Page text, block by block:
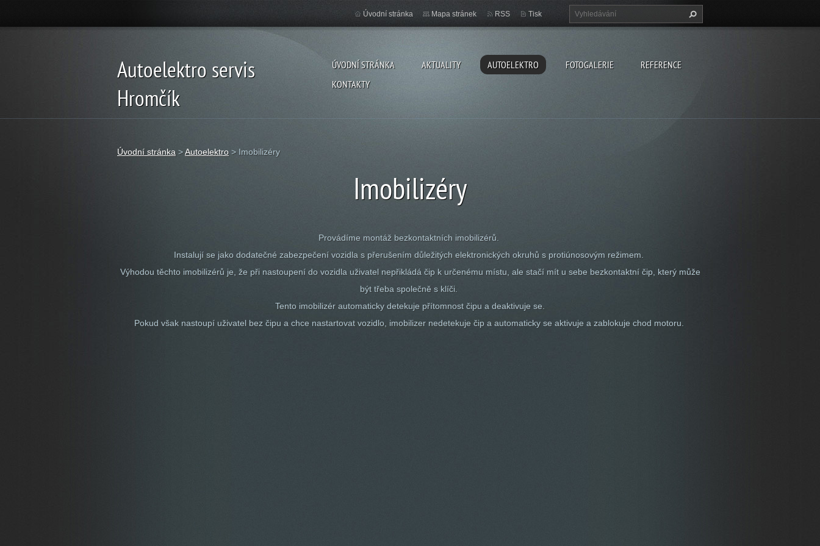
Autoelektro servis
Hromčík
ÚVODNÍ STRÁNKA AKTUALITY AUTOELEKTRO FOTOGALERIE
REFERENCE
KONTAKTY
Úvodní stránka Mapa stránek RSS Tisk
Úvodní stránka >Autoelektro > Imobilizéry
Imobilizéry
Provádíme montáž bezkontaktních imobilizérů.
Instalují se jako dodatečné zabezpečení vozidla s přerušením důležitých elektronických okruhů s protiúnosovým režimem.
Výhodou těchto imobilizérů je, že při nastoupení do vozidla uživatel nepřikládá čip k určenému místu, ale stačí mít u sebe bezkontaktní čip, který může
být třeba společně s klíči.
Tento imobilizér automaticky detekuje přítomnost čipu a deaktivuje se.
Pokud však nastoupí uživatel bez čipu a chce nastartovat vozidlo, imobilizer nedetekuje čip a automaticky se aktivuje a zablokuje chod motoru.